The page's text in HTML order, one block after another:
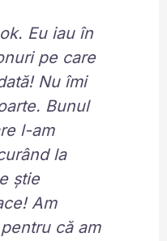
Eu iau în
pe care
Nu îmi
Bunul
l-am
la
știe
Am
că am